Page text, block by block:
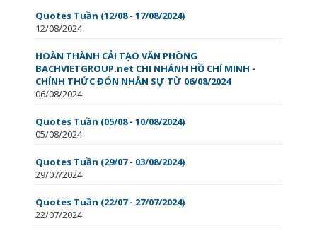
Quotes Tuần (12/08 - 17/08/2024)
12/08/2024
HOÀN THÀNH CẢI TẠO VĂN PHÒNG
BACHVIETGROUP.net CHI NHÁNH HỒ CHÍ MINH -
CHÍNH THỨC ĐÓN NHÂN SỰ TỪ 06/08/2024
06/08/2024
Quotes Tuần (05/08 - 10/08/2024)
05/08/2024
Quotes Tuần (29/07 - 03/08/2024)
29/07/2024
Quotes Tuần (22/07 - 27/07/2024)
22/07/2024